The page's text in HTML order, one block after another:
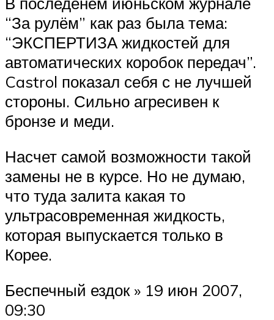
“За рулём” как раз была тема:
“ЭКСПЕРТИЗА жидкостей для
автоматических коробок передач”.
Castrol показал себя с не лучшей
стороны. Сильно агресивен к
бронзе и меди.
Насчет самой возможности такой
замены не в курсе. Но не думаю,
что туда залита какая то
ультрасовременная жидкость,
которая выпускается только в
Корее.
Беспечный ездок » 19 июн 2007,
09:30